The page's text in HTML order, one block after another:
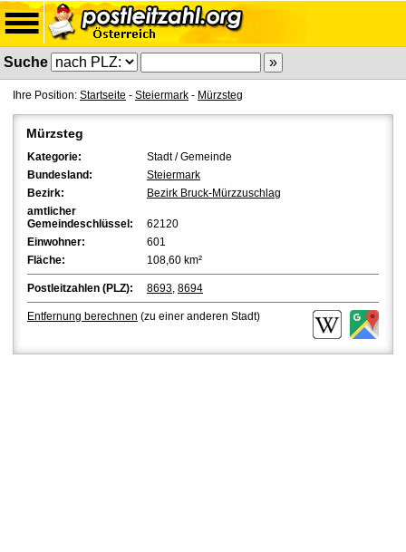
Suche
Ihre Position: Startseite - Steiermark - Mürzsteg
Mürzsteg
Kategorie:
Stadt / Gemeinde
Bundesland:
Steiermark
Bezirk:
Bezirk Bruck-Mürzzuschlag
amtlicher
Gemeindeschlüssel:
62120
Einwohner:
601
Fläche:
108,60 km²
Postleitzahlen (PLZ): 8693, 8694
Entfernung berechnen (zu einer anderen Stadt)